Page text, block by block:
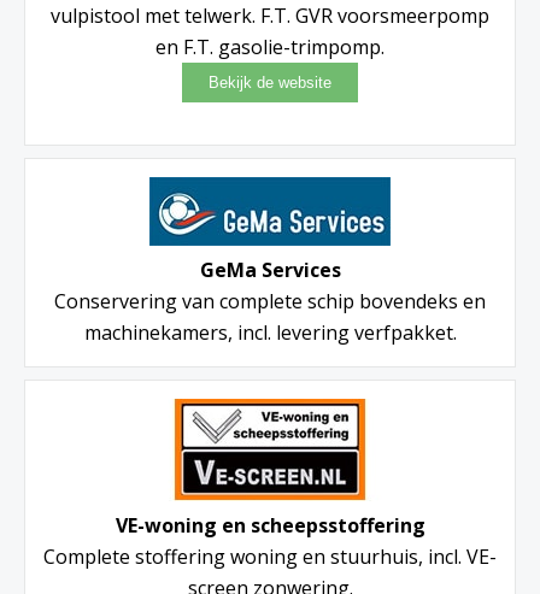
vulpistool met telwerk. F.T. GVR voorsmeerpomp
en F.T. gasolie-trimpomp.
GeMa Services
Conservering van complete schip bovendeks en
machinekamers, incl. levering verfpakket.
VE-woning en scheepsstoffering
Complete stoffering woning en stuurhuis, incl. VE-
screen zonwering.